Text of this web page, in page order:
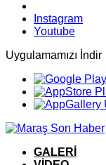
Instagram
Youtube
Uygulamamızı İndir
GALERİ